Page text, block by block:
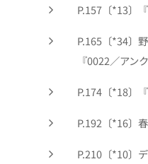
P.157〔*13〕
P.165〔*34〕
『0022／アン
P.174〔*18〕
P.192〔*16〕
P.210〔*10〕